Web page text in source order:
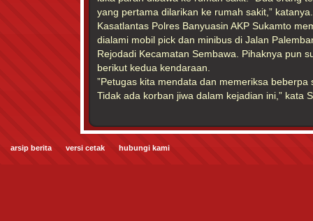
yang pertama dilarikan ke rumah sakit,” katanya.
Kasatlantas Polres Banyuasin AKP Sukamto
dialami mobil pick dan minibus di Jalan
Rejodadi Kecamatan Sembawa. Pihaknya pun
berikut kedua kendaraan.
”Petugas kita mendata dan memeriksa beberpa
Tidak ada korban jiwa dalam kejadian ini,” kata
arsip berita versi cetak hubungi kami